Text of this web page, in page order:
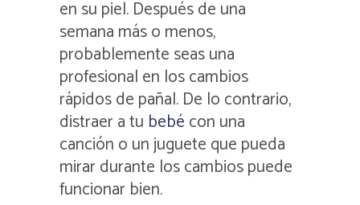
en su piel. Después de una
semana más o menos,
probablemente seas una
profesional en los cambios
rápidos de pañal. De lo contrario,
distraer a tu bebé con una
canción o un juguete que pueda
mirar durante los cambios puede
funcionar bien.